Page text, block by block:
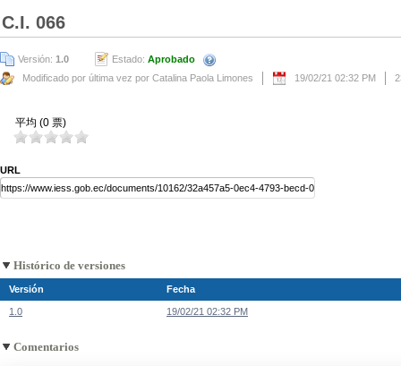
C.I. 066
Versión: 1.0 Estado: Aprobado
Modificado por última vez por Catalina Paola Limones
19/02/21 02:32 PM
平均 (0 票)
URL
Histórico de versiones
Versión Fecha
1.0 19/02/21 02:32 PM
Comentarios